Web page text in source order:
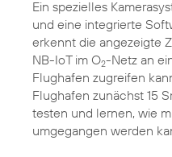
Ein spezielles
und eine integrierte
erkennt die angezeigte
NB-IoT im O2-Netz an
Flughafen zugreifen
Flughafen zunächst 15
testen und lernen, wie
umgegangen werden